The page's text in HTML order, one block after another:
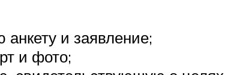
анкету и заявление;
и фото;